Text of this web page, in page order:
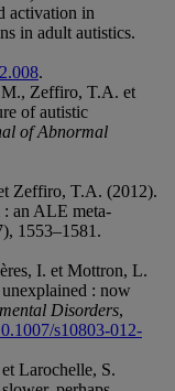
activation in
in adult autistics.
.
M., Zeffiro, T.A. et
of autistic
of Abnormal
Zeffiro, T.A. (2012).
an ALE meta-
1553–1581.
I. et Mottron, L.
: now
Disorders,
s10803-012-
Larochelle, S.